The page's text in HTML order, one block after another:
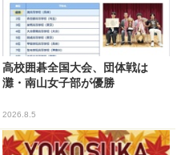
高校囲碁全国大会、団体戦は
灘・南山女子部が優勝
2026.8.5